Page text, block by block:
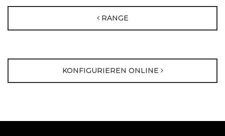
RANGE
KONFIGURIEREN ONLINE